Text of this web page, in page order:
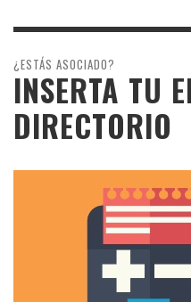
¿ESTÁS ASOCIADO?
INSERTA TU
DIRECTORIO